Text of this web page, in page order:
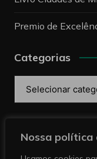
Nossa política
Premio de
Categorias